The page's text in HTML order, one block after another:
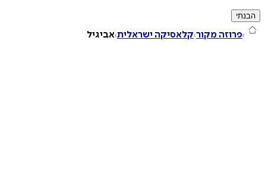
הבנתי
פרוזה מקור קלאסיקה ישראלית אביגיל